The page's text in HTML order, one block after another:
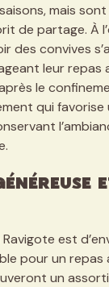
mais
de partage. À
des convives
leur repas
le
qui favorise
est
pour un repas
un